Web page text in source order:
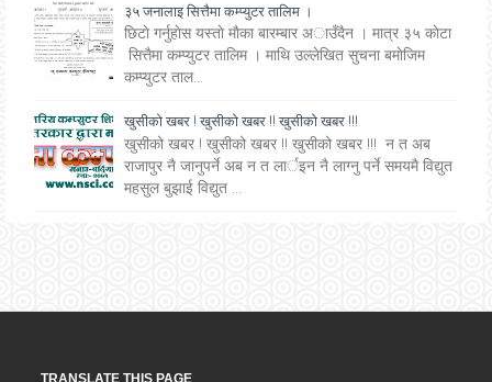
३५ जनालाइ सित्तैमा कम्प्युटर तालिम ।
छिटाे गर्नुहाेस यस्ताे माैका बारम्बार अाउँदैन । मात्र ३५ काेटा
सित्तैमा कम्प्युटर तालिम । माथि उल्लेखित सुचना बमाेजिम
कम्प्युटर ताल...
खुसीको खबर ! खुसीको खबर !! खुसीको खबर !!!
खुसीको खबर ! खुसीको खबर !! खुसीको खबर !!! न त अब
राजापुर नै जानुपर्ने अब न त लार्इन नै लाग्नु पर्ने समयमै विद्युत
महसुल बुझाई विद्युत ...
TRANSLATE THIS PAGE